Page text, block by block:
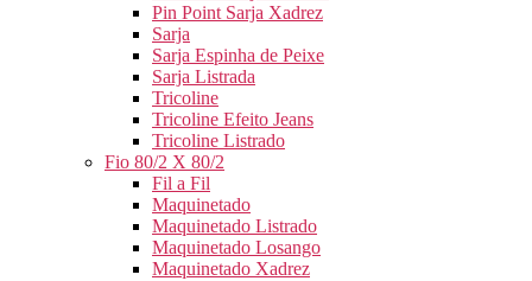
Pin Point Sarja Xadrez
Sarja
Sarja Espinha de Peixe
Sarja Listrada
Tricoline
Tricoline Efeito Jeans
Tricoline Listrado
Fio 80/2 X 80/2
Fil a Fil
Maquinetado
Maquinetado Listrado
Maquinetado Losango
Maquinetado Xadrez